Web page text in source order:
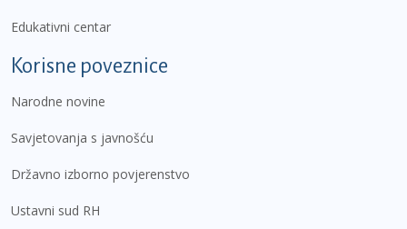
Edukativni centar
Korisne poveznice
Narodne novine
Savjetovanja s javnošću
Državno izborno povjerenstvo
Ustavni sud RH